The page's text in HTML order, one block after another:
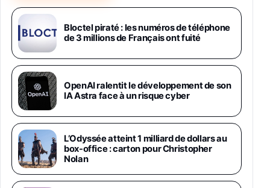
Samsung Galaxy Miracle Ultra, Smartphone
Android 5G avec Galaxy AI, 512 Go,
Chargeur Secteur Rapide 25W Inclus,
Smartphone déverrouillé, Noir, Version FR
1019€
Galaxy S26 Ultra 512 Go Bleu
1019€1399€Fnac (Vendeur Tiers)
Galaxy S26 Ultra 256 Go Violet
892€1199€Fnac (Vendeur Tiers)
Philips SHK2000BL - Casque Enfant - Bleu &
Bloctel piraté : les numéros de téléphone
de 3 millions de Français ont fuité
OpenAI ralentit le développement de son
IA Astra face à un risque cyber
L’Odyssée atteint 1 milliard de dollars au
box-office : carton pour Christopher
Nolan